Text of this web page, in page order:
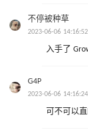
不停被种草
2023-06-06 14:16:52
入手了
G4P
2023-06-06 14:16:24
可不可以